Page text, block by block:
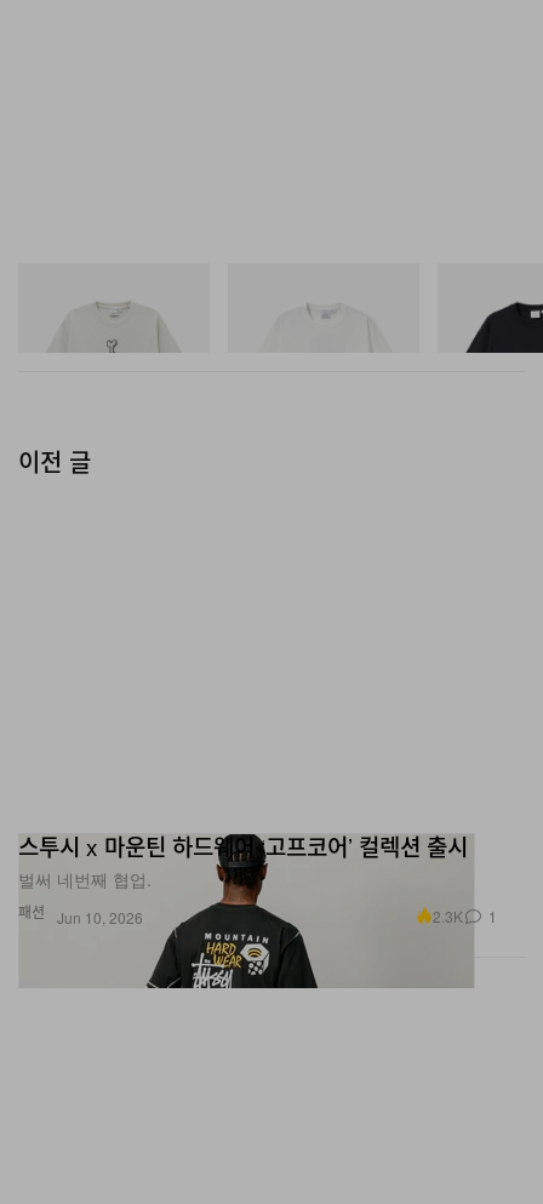
Bone Tee Pigment Dyed
One Point
쇼핑하기
이전 글
패션
스투시 x 마운틴 하드웨어 ‘고프코어’ 컬렉션 출시
벌써 네번째 협업.
Jun 10, 2026 2.3K 1